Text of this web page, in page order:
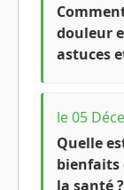
douleur
astuces
le 05
Quelle
bienfaits
la santé ?